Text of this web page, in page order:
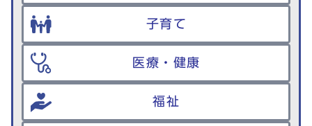
子育て
医療・健康
福祉